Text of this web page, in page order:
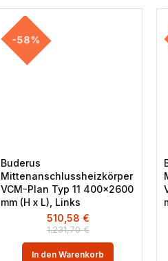
-58%
Buderus
Mittenanschlussheizkörper
VCM-Plan Typ 11 400×2600
mm (H x L), Links
1.231,70€
510,58 €
In den Warenkorb